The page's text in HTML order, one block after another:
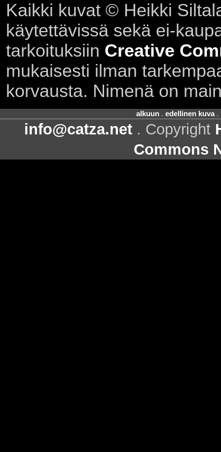
Kaikki kuvat © Heikki
käytettävissä sekä ei-
tarkoituksiin Creative
mukaisesti ilman
korvausta. Nimenä on
alkuun. edellinen kuva.
info@catza.net . Copyright
Commons